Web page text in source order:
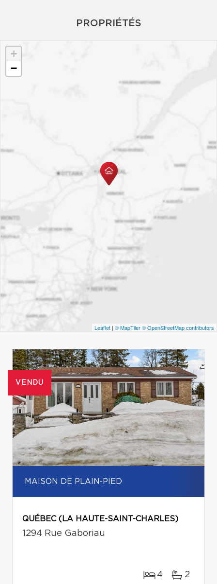
PROPRIÉTÉS
+
−
Leaflet | © MapTiler© OpenStreetMap contributors
VENDU
MAISON DE PLAIN-PIED
QUÉBEC (LA HAUTE-SAINT-CHARLES)
1294 Rue Gaboriau
4 2